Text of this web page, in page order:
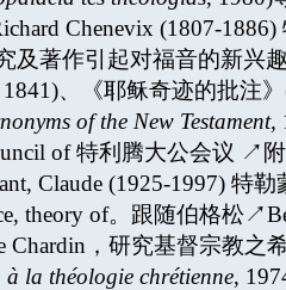
Chenevix (1807-
及著作引起对福音的新兴
1841)、《耶稣奇迹的批注
of the New Testament,
of 特利腾大公会议 ↗
Claude (1925-1997) 特
theory of。跟随伯格松
Chardin，研究基督宗教之
la théologie chrétienne,